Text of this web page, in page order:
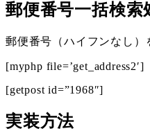
郵便番号一括検索
郵便番号（ハイフンなし
[myphp file=’get_address2′]
[getpost id=”1968″]
実装方法